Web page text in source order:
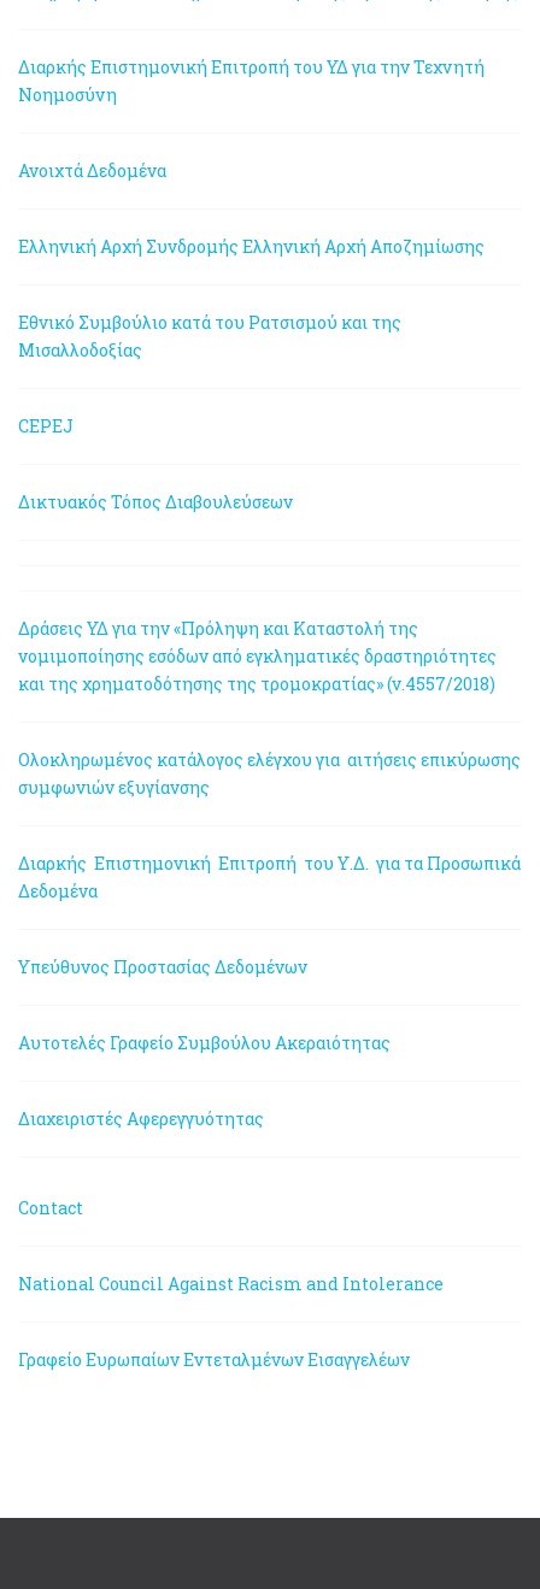
Διαρκής Επιστημονική Επιτροπή του ΥΔ για την Τεχνητή
Νοημοσύνη
Ανοιχτά Δεδομένα
Ελληνική Αρχή Συνδρομής Ελληνική Αρχή Αποζημίωσης
Εθνικό Συμβούλιο κατά του Ρατσισμού και της
Μισαλλοδοξίας
CEPEJ
Δικτυακός Τόπος Διαβουλεύσεων
Δράσεις ΥΔ για την «Πρόληψη και Καταστολή της
νομιμοποίησης εσόδων από εγκληματικές δραστηριότητες
και της χρηματοδότησης της τρομοκρατίας» (ν.4557/2018)
Ολοκληρωμένος κατάλογος ελέγχου για αιτήσεις επικύρωσης
συμφωνιών εξυγίανσης
Διαρκής Επιστημονική Επιτροπή του Υ.Δ. για τα Προσωπικά
Δεδομένα
Υπεύθυνος Προστασίας Δεδομένων
Αυτοτελές Γραφείο Συμβούλου Ακεραιότητας
Διαχειριστές Αφερεγγυότητας
Contact
National Council Against Racism and Intolerance
Γραφείο Ευρωπαίων Εντεταλμένων Εισαγγελέων